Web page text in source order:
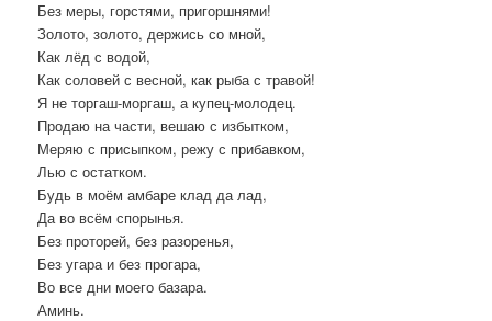
Без меры, горстями, пригоршнями!
Золото, золото, держись со мной,
Как лёд с водой,
Как соловей с весной, как рыба с травой!
Я не торгаш-моргаш, а купец-молодец.
Продаю на части, вешаю с избытком,
Меряю с присыпком, режу с прибавком,
Лью с остатком.
Будь в моём амбаре клад да лад,
Да во всём спорынья.
Без проторей, без разоренья,
Без угара и без прогара,
Во все дни моего базара.
Аминь.